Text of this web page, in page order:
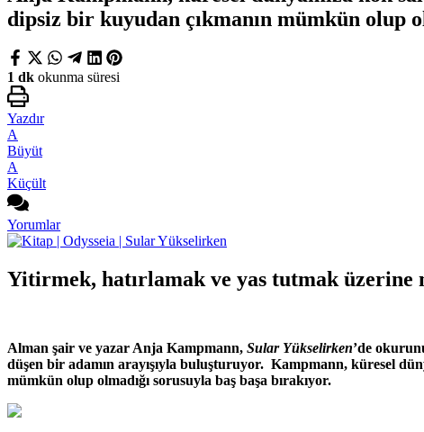
dipsiz bir kuyudan çıkmanın mümkün olup
1 dk okunma süresi
Yazdır
A
Büyüt
A
Küçült
Yorumlar
Yitirmek, hatırlamak ve yas tutmak üzerine
Alman şair ve yazar Anja Kampmann, Sular Yükselirken’de
düşen bir adamın arayışıyla buluşturuyor. Kampmann, küresel
mümkün olup olmadığı sorusuyla baş başa bırakıyor.